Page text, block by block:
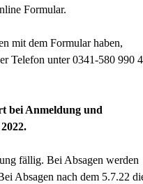
Formular.
mit dem Formular haben,
Telefon unter 0341-580 990
bei Anmeldung und
fällig. Bei Absagen werden
Absagen nach dem 5.7.22